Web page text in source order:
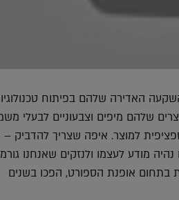
האדירה שלהם בפיתוח
שלהם מיפים וצבעוניים לבעלי
למוצר. איפה שצריך להדביק –
מודע לעצמו ולנזקים שאנחנו
בתחום אופנת הספורט, הפכו בשנים